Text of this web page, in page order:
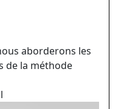
aborderons les
de la méthode